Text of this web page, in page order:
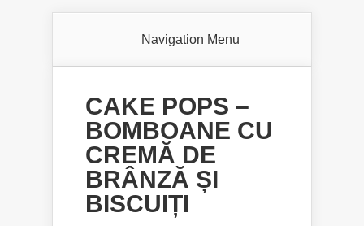
Navigation Menu
CAKE POPS –
BOMBOANE CU
CREMĂ DE
BRÂNZĂ ȘI
BISCUIȚI